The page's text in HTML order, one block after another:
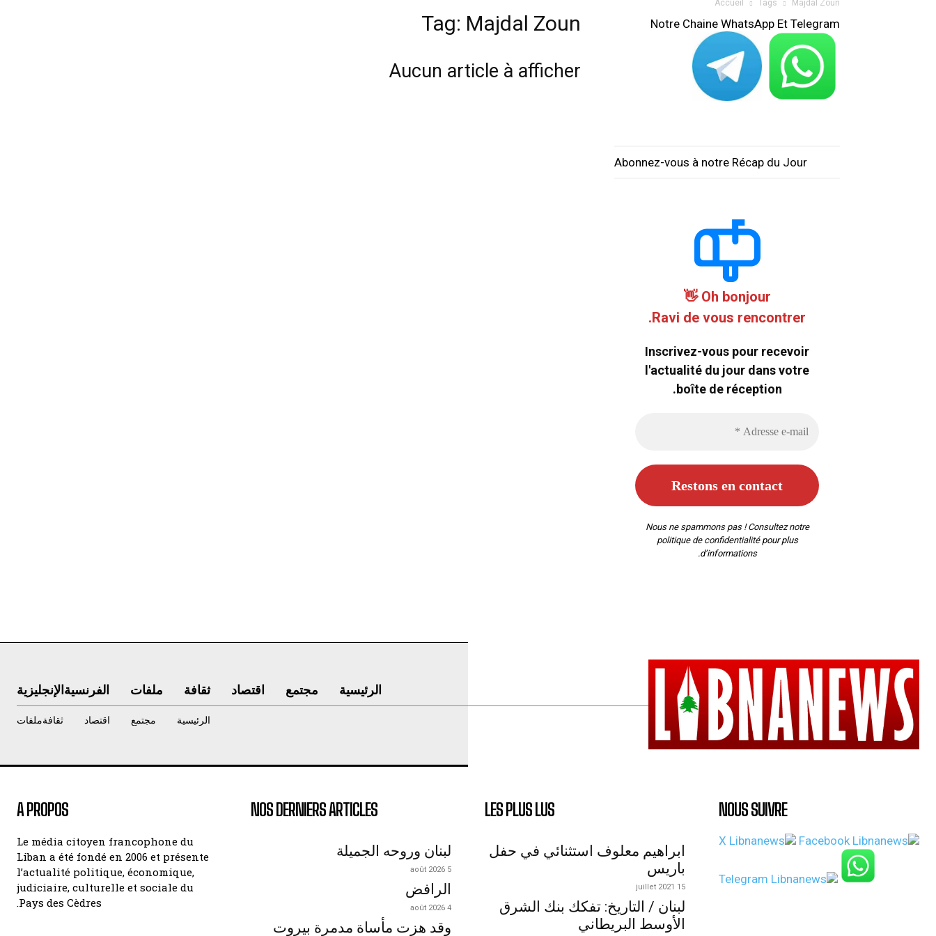
Accueil Tags Majdal Zoun
Tag: Majdal Zoun
Aucun article à afficher
Notre Chaine WhatsApp Et Telegram
Abonnez-vous à notre Récap du Jour
Oh bonjour 👋
Ravi de vous rencontrer.
Inscrivez-vous pour recevoir
l'actualité du jour dans votre
boîte de réception.
Nous ne spammons pas ! Consultez notre
politique de confidentialitépour plus
d’informations.
الرئيسية مجتمع اقتصاد ثقافة ملفات الفرنسيةالإنجليزية
الرئيسية مجتمع اقتصاد ثقافةملفات
A PROPOS
Le média citoyen francophone du
Liban a été fondé en 2006 et présente
l’actualité politique, économique,
judiciaire, culturelle et sociale du
Pays des Cèdres.
NOS DERNIERS ARTICLES
لبنان وروحه الجميلة
5 août 2026
الرافض
4 août 2026
وقد هزت مأساة مدمرة بيروت
LES PLUS LUS
ابراهيم معلوف استثنائي في حفل
باريس
15 juillet 2021
لبنان / التاريخ: تفكك بنك الشرق
الأوسط البريطاني
NOUS SUIVRE